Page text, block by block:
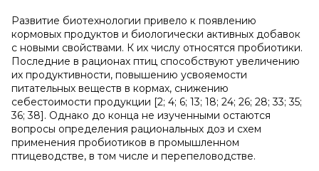
Развитие биотехнологии привело к появлению
кормовых продуктов и биологически активных добавок
с новыми свойствами. К их числу относятся пробиотики.
Последние в рационах птиц способствуют увеличению
их продуктивности, повышению усвояемости
питательных веществ в кормах, снижению
себестоимости продукции [2; 4; 6; 13; 18; 24; 26; 28; 33; 35;
36; 38]. Однако до конца не изученными остаются
вопросы определения рациональных доз и схем
применения пробиотиков в промышленном
птицеводстве, в том числе и перепеловодстве.